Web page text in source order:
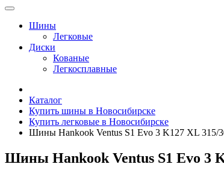
Шины
Легковые
Диски
Кованые
Легкосплавные
Каталог
Купить шины в Новосибирске
Купить легковые в Новосибирске
Шины Hankook Ventus S1 Evo 3 K127 XL 315/
Шины Hankook Ventus S1 Evo 3